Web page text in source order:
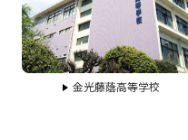
金光藤蔭高等学校